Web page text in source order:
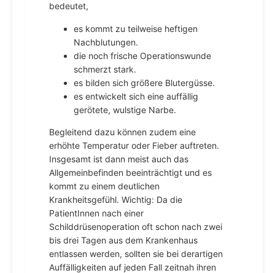
bedeutet,
es kommt zu teilweise heftigen
Nachblutungen.
die noch frische Operationswunde
schmerzt stark.
es bilden sich größere Blutergüsse.
es entwickelt sich eine auffällig
gerötete, wulstige Narbe.
Begleitend dazu können zudem eine
erhöhte Temperatur oder Fieber auftreten.
Insgesamt ist dann meist auch das
Allgemeinbefinden beeinträchtigt und es
kommt zu einem deutlichen
Krankheitsgefühl. Wichtig: Da die
PatientInnen nach einer
Schilddrüsenoperation oft schon nach zwei
bis drei Tagen aus dem Krankenhaus
entlassen werden, sollten sie bei derartigen
Auffälligkeiten auf jeden Fall zeitnah ihren